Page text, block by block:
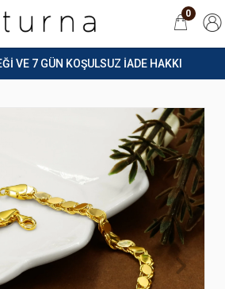
VE 7 GÜN KOŞULSUZ İADE HAKKI
0